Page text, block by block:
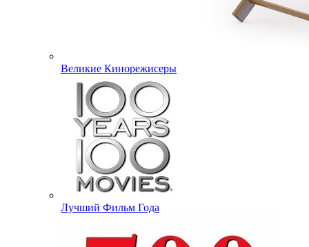
Великие Кинорежисеры
Лучший Фильм Года